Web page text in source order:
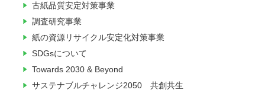
古紙品質安定対策事業
調査研究事業
紙の資源リサイクル安定化対策事業
SDGsについて
Towards 2030 & Beyond
サステナブルチャレンジ2050 共創共生